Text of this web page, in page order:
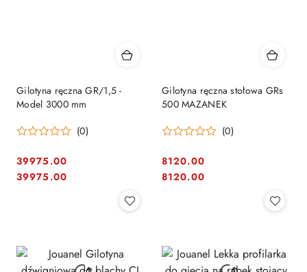
Gilotyna ręczna GR/1,5 -
Model 3000 mm
(0)
Cena:
39975.00
Cena:
39975.00
Gilotyna ręczna stołowa GRs
500 MAZANEK
(0)
Cena:
8120.00
Cena:
8120.00